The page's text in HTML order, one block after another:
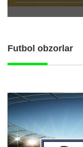
Futbol obzorlar